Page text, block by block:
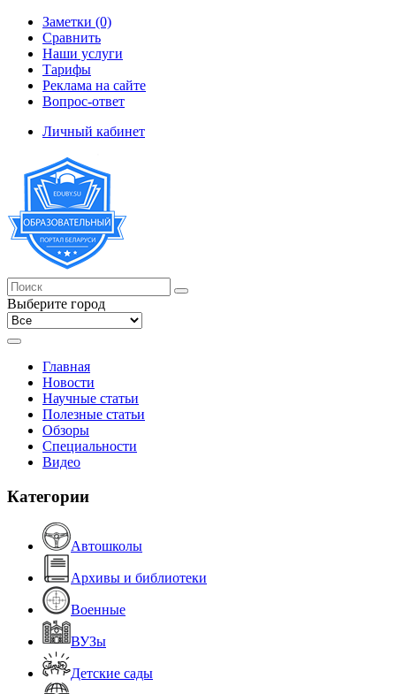
Заметки (0)
Сравнить
Наши услуги
Тарифы
Реклама на сайте
Вопрос-ответ
Личный кабинет
Выберите город
Главная
Новости
Научные статьи
Полезные статьи
Обзоры
Специальности
Видео
Категории
Автошколы
Архивы и библиотеки
Военные
ВУЗы
Детские сады